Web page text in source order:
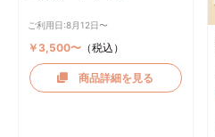
ご利用日:8月12日〜
￥3,500〜（税込）
商品詳細を見る